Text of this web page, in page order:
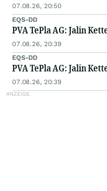
07.08.26, 20:50
EQS-DD
PVA TePla AG: Jalin
07.08.26, 20:39
EQS-DD
PVA TePla AG: Jalin
07.08.26, 20:39